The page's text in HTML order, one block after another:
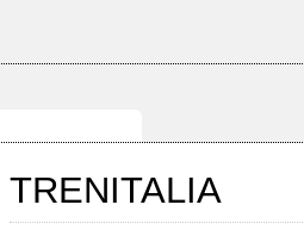
TRENITALIA